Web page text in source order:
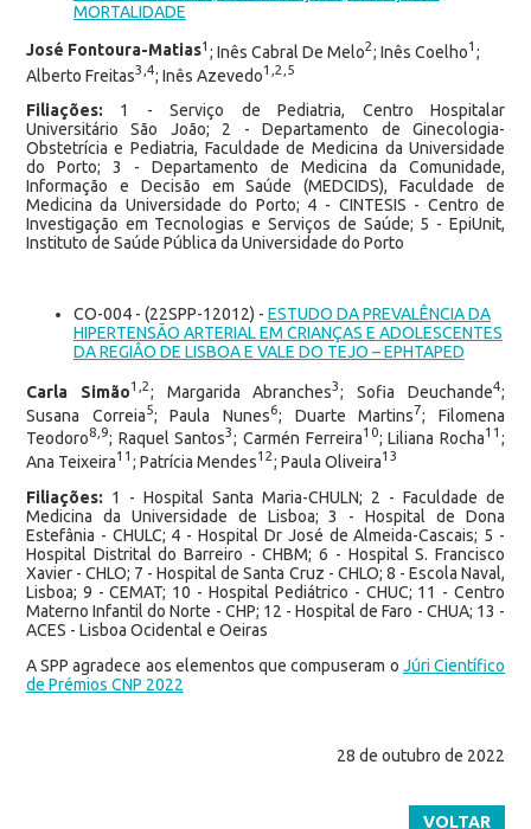
MORTALIDADE
José Fontoura-Matias1 ; Inês Cabral De Melo2; Inês Coelho1 ;
Alberto Freitas3,4; Inês Azevedo1,2,5
Filiações:
1 - Serviço de Pediatria, Centro Hospitalar
Universitário São João; 2 - Departamento de Ginecologia-
Obstetrícia e Pediatria, Faculdade de Medicina da Universidade
do Porto; 3 - Departamento de Medicina da Comunidade,
Informação e Decisão em Saúde (MEDCIDS), Faculdade de
Medicina da Universidade do Porto; 4 - CINTESIS - Centro de
Investigação em Tecnologias e Serviços de Saúde; 5 - EpiUnit,
Instituto de Saúde Pública da Universidade do Porto
CO-004 - (22SPP-12012) - ESTUDO DA PREVALÊNCIA DA
HIPERTENSÃO ARTERIAL EM CRIANÇAS E ADOLESCENTES
DA REGIÂO DE LISBOA E VALE DO TEJO – EPHTAPED
Carla Simão1,2; Margarida Abranches3; Sofia Deuchande4;
Susana Correia5; Paula Nunes6; Duarte Martins7; Filomena
Teodoro8,9; Raquel Santos3; Carmén Ferreira10; Liliana Rocha11;
Ana Teixeira11 ; Patrícia Mendes12; Paula Oliveira13
Filiações: 1 - Hospital Santa Maria-CHULN; 2 - Faculdade de
Medicina da Universidade de Lisboa; 3 - Hospital de Dona
Estefânia - CHULC; 4 - Hospital Dr José de Almeida-Cascais; 5 -
Hospital Distrital do Barreiro - CHBM; 6 - Hospital S. Francisco
Xavier - CHLO; 7 - Hospital de Santa Cruz - CHLO; 8 - Escola Naval,
Lisboa; 9 - CEMAT; 10 - Hospital Pediátrico - CHUC; 11 - Centro
Materno Infantil do Norte - CHP; 12 - Hospital de Faro - CHUA; 13 -
ACES - Lisboa Ocidental e Oeiras
A SPP agradece aos elementos que compuseram o Júri Científico
de Prémios CNP 2022
28 de outubro de 2022
VOLTAR